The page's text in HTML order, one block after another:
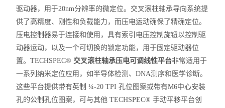
驱动器，用于20nm分辨率的微定位。交叉滚柱轴承导向系统提
供了高精度、刚性和负载能力，而压电运动确保了精确定位。
压电控制器易于连接和使用，具有索引电压控制旋钮以控制驱
动器运动，以及一个可切换的锁定功能，用于固定驱动器位
置。TECHSPEC® 交叉滚柱轴承压电可调线性平台非常适用于
一系列纳米定位应用，如半导体检测、DNA测序和医学诊断。
这些平台提供带有英制 ¼-20 TPI 孔位图案或带有M6中心安装
孔的公制孔位图案，可与其他 TECHSPEC® 手动平移平台创